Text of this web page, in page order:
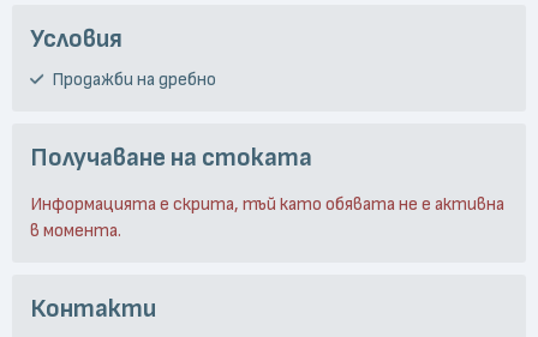
Условия
Продажби на дребно
Получаване на стоката
Информацията е скрита, тъй като обявата не е активна
в момента.
Контакти